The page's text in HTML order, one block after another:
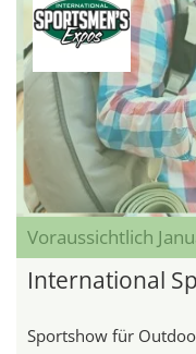
Voraussichtlich
International
Sportshow für